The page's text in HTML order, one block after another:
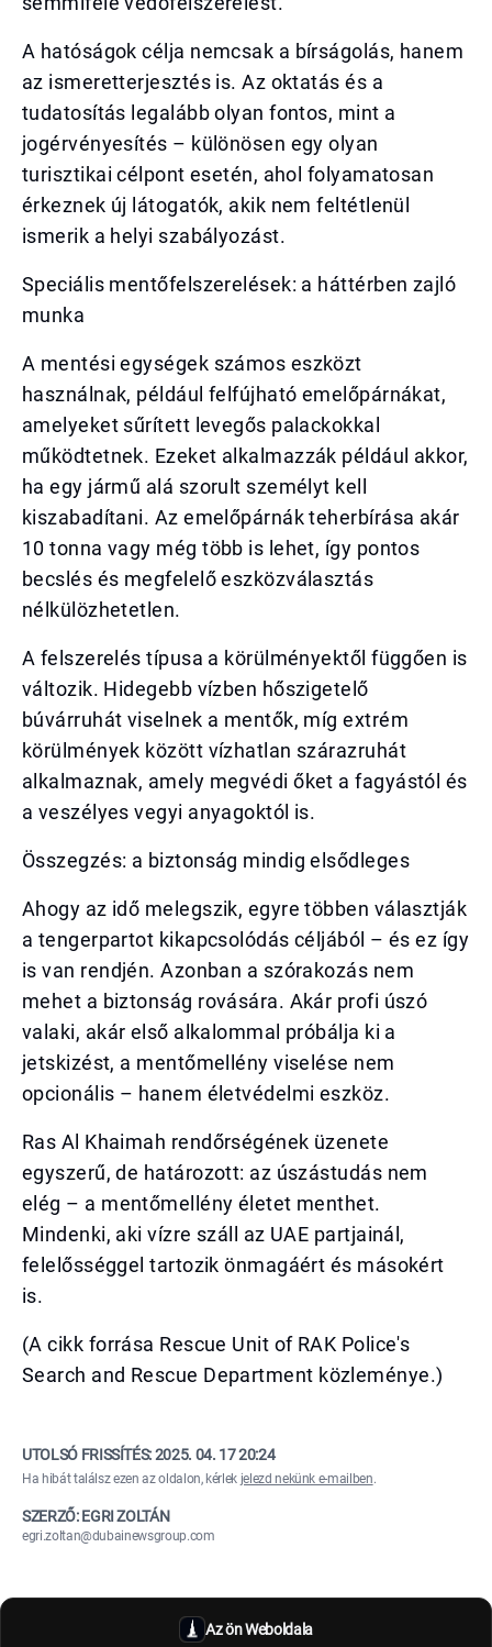
A hatóságok célja nemcsak a bírságolás, hanem
az ismeretterjesztés is. Az oktatás és a
tudatosítás legalább olyan fontos, mint a
jogérvényesítés – különösen egy olyan
turisztikai célpont esetén, ahol folyamatosan
érkeznek új látogatók, akik nem feltétlenül
ismerik a helyi szabályozást.
Speciális mentőfelszerelések: a háttérben zajló
munka
A mentési egységek számos eszközt
használnak, például felfújható emelőpárnákat,
amelyeket sűrített levegős palackokkal
működtetnek. Ezeket alkalmazzák például akkor,
ha egy jármű alá szorult személyt kell
kiszabadítani. Az emelőpárnák teherbírása akár
10 tonna vagy még több is lehet, így pontos
becslés és megfelelő eszközválasztás
nélkülözhetetlen.
A felszerelés típusa a körülményektől függően is
változik. Hidegebb vízben hőszigetelő
búvárruhát viselnek a mentők, míg extrém
körülmények között vízhatlan szárazruhát
alkalmaznak, amely megvédi őket a fagyástól és
a veszélyes vegyi anyagoktól is.
Összegzés: a biztonság mindig elsődleges
Ahogy az idő melegszik, egyre többen választják
a tengerpartot kikapcsolódás céljából – és ez így
is van rendjén. Azonban a szórakozás nem
mehet a biztonság rovására. Akár profi úszó
valaki, akár első alkalommal próbálja ki a
jetskizést, a mentőmellény viselése nem
opcionális – hanem életvédelmi eszköz.
Ras Al Khaimah rendőrségének üzenete
egyszerű, de határozott: az úszástudás nem
elég – a mentőmellény életet menthet.
Mindenki, aki vízre száll az UAE partjainál,
felelősséggel tartozik önmagáért és másokért
is.
(A cikk forrása Rescue Unit of RAK Police's
Search and Rescue Department közleménye.)
UTOLSÓ FRISSÍTÉS:2025. 04. 17 20:24
Ha hibát találsz ezen az oldalon, kérlek jelezd nekünk e-mailben.
SZERZŐ: EGRI ZOLTÁN
egri.zoltan@dubainewsgroup.com
Az ön Weboldala